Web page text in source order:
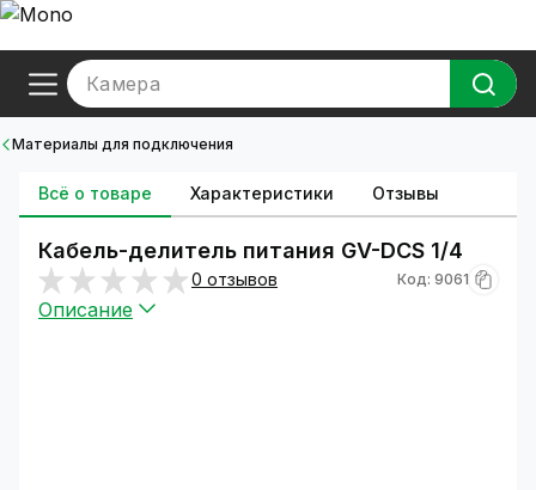
Камера
Материалы для подключения
Всё о товаре Характеристики Отзывы
Кабель-делитель питания GV-DCS 1/4
0 отзывов Код: 9061
Описание